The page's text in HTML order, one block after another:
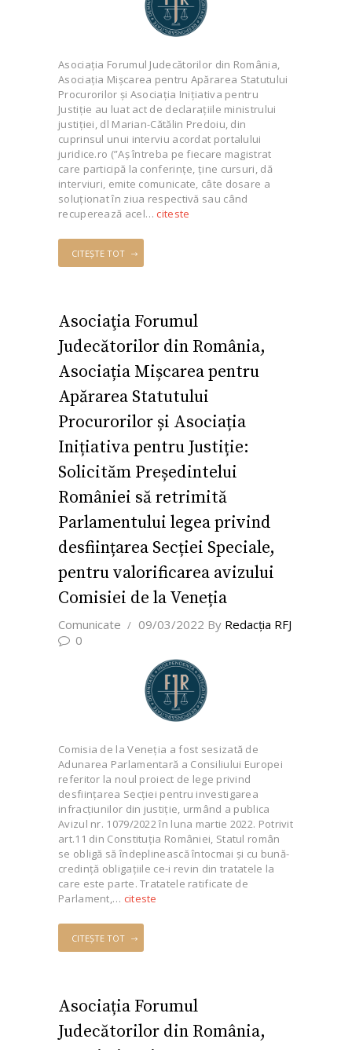
Asociaţia Forumul Judecătorilor din România,
Asociația Mișcarea pentru Apărarea Statutului
Procurorilor și Asociația Inițiativa pentru
Justiție au luat act de declarațiile ministrului
justiției, dl Marian-Cătălin Predoiu, din
cuprinsul unui interviu acordat portalului
juridice.ro (”Aș întreba pe fiecare magistrat
care participă la conferințe, ține cursuri, dă
interviuri, emite comunicate, câte dosare a
soluționat în ziua respectivă sau când
recuperează acel… citeste
CITEȘTE TOT
Asociaţia Forumul
Judecătorilor din România,
Asociația Mișcarea pentru
Apărarea Statutului
Procurorilor și Asociația
Inițiativa pentru Justiție:
Solicităm Președintelui
României să retrimită
Parlamentului legea privind
desființarea Secției Speciale,
pentru valorificarea avizului
Comisiei de la Veneția
Comunicate 09/03/2022 By Redacţia RFJ
0
Comisia de la Veneția a fost sesizată de
Adunarea Parlamentară a Consiliului Europei
referitor la noul proiect de lege privind
desființarea Secției pentru investigarea
infracțiunilor din justiție, urmând a publica
Avizul nr. 1079/2022 în luna martie 2022. Potrivit
art.11 din Constituția României, Statul român
se obligă să îndeplinească întocmai și cu bună-
credință obligațiile ce-i revin din tratatele la
care este parte. Tratatele ratificate de
Parlament,… citeste
CITEȘTE TOT
Asociația Forumul
Judecătorilor din România,